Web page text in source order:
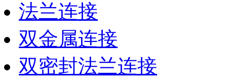
法兰连接
双金属连接
双密封法兰连接